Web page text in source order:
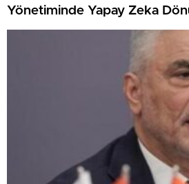
Yönetiminde Yapay Zeka